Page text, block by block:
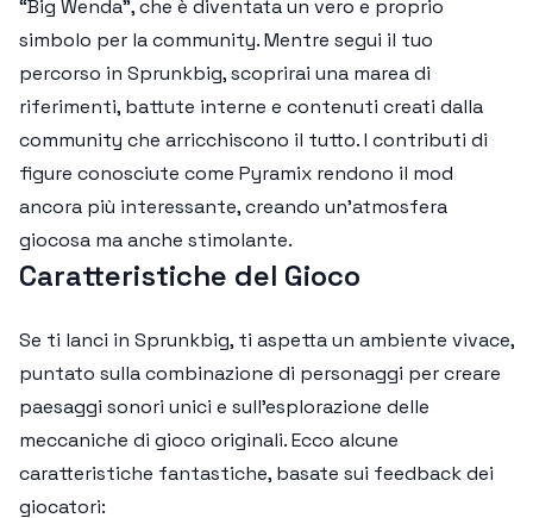
“Big Wenda”, che è diventata un vero e proprio
simbolo per la community. Mentre segui il tuo
percorso in Sprunkbig, scoprirai una marea di
riferimenti, battute interne e contenuti creati dalla
community che arricchiscono il tutto. I contributi di
figure conosciute come Pyramix rendono il mod
ancora più interessante, creando un’atmosfera
giocosa ma anche stimolante.
Caratteristiche del Gioco
Se ti lanci in Sprunkbig, ti aspetta un ambiente vivace,
puntato sulla combinazione di personaggi per creare
paesaggi sonori unici e sull'esplorazione delle
meccaniche di gioco originali. Ecco alcune
caratteristiche fantastiche, basate sui feedback dei
giocatori: